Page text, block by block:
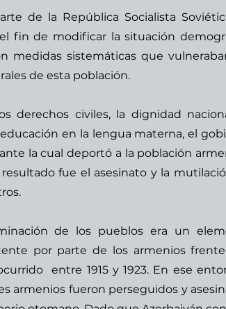
de la República Socialista
fin de modificar la situación
medidas sistemáticas que
de esta población.
derechos civiles, la dignidad
en la lengua materna, el
la cual deportó a la población
fue el asesinato y la
de los pueblos era un
por parte de los armenios
entre 1915 y 1923. En ese
armenios fueron perseguidos y